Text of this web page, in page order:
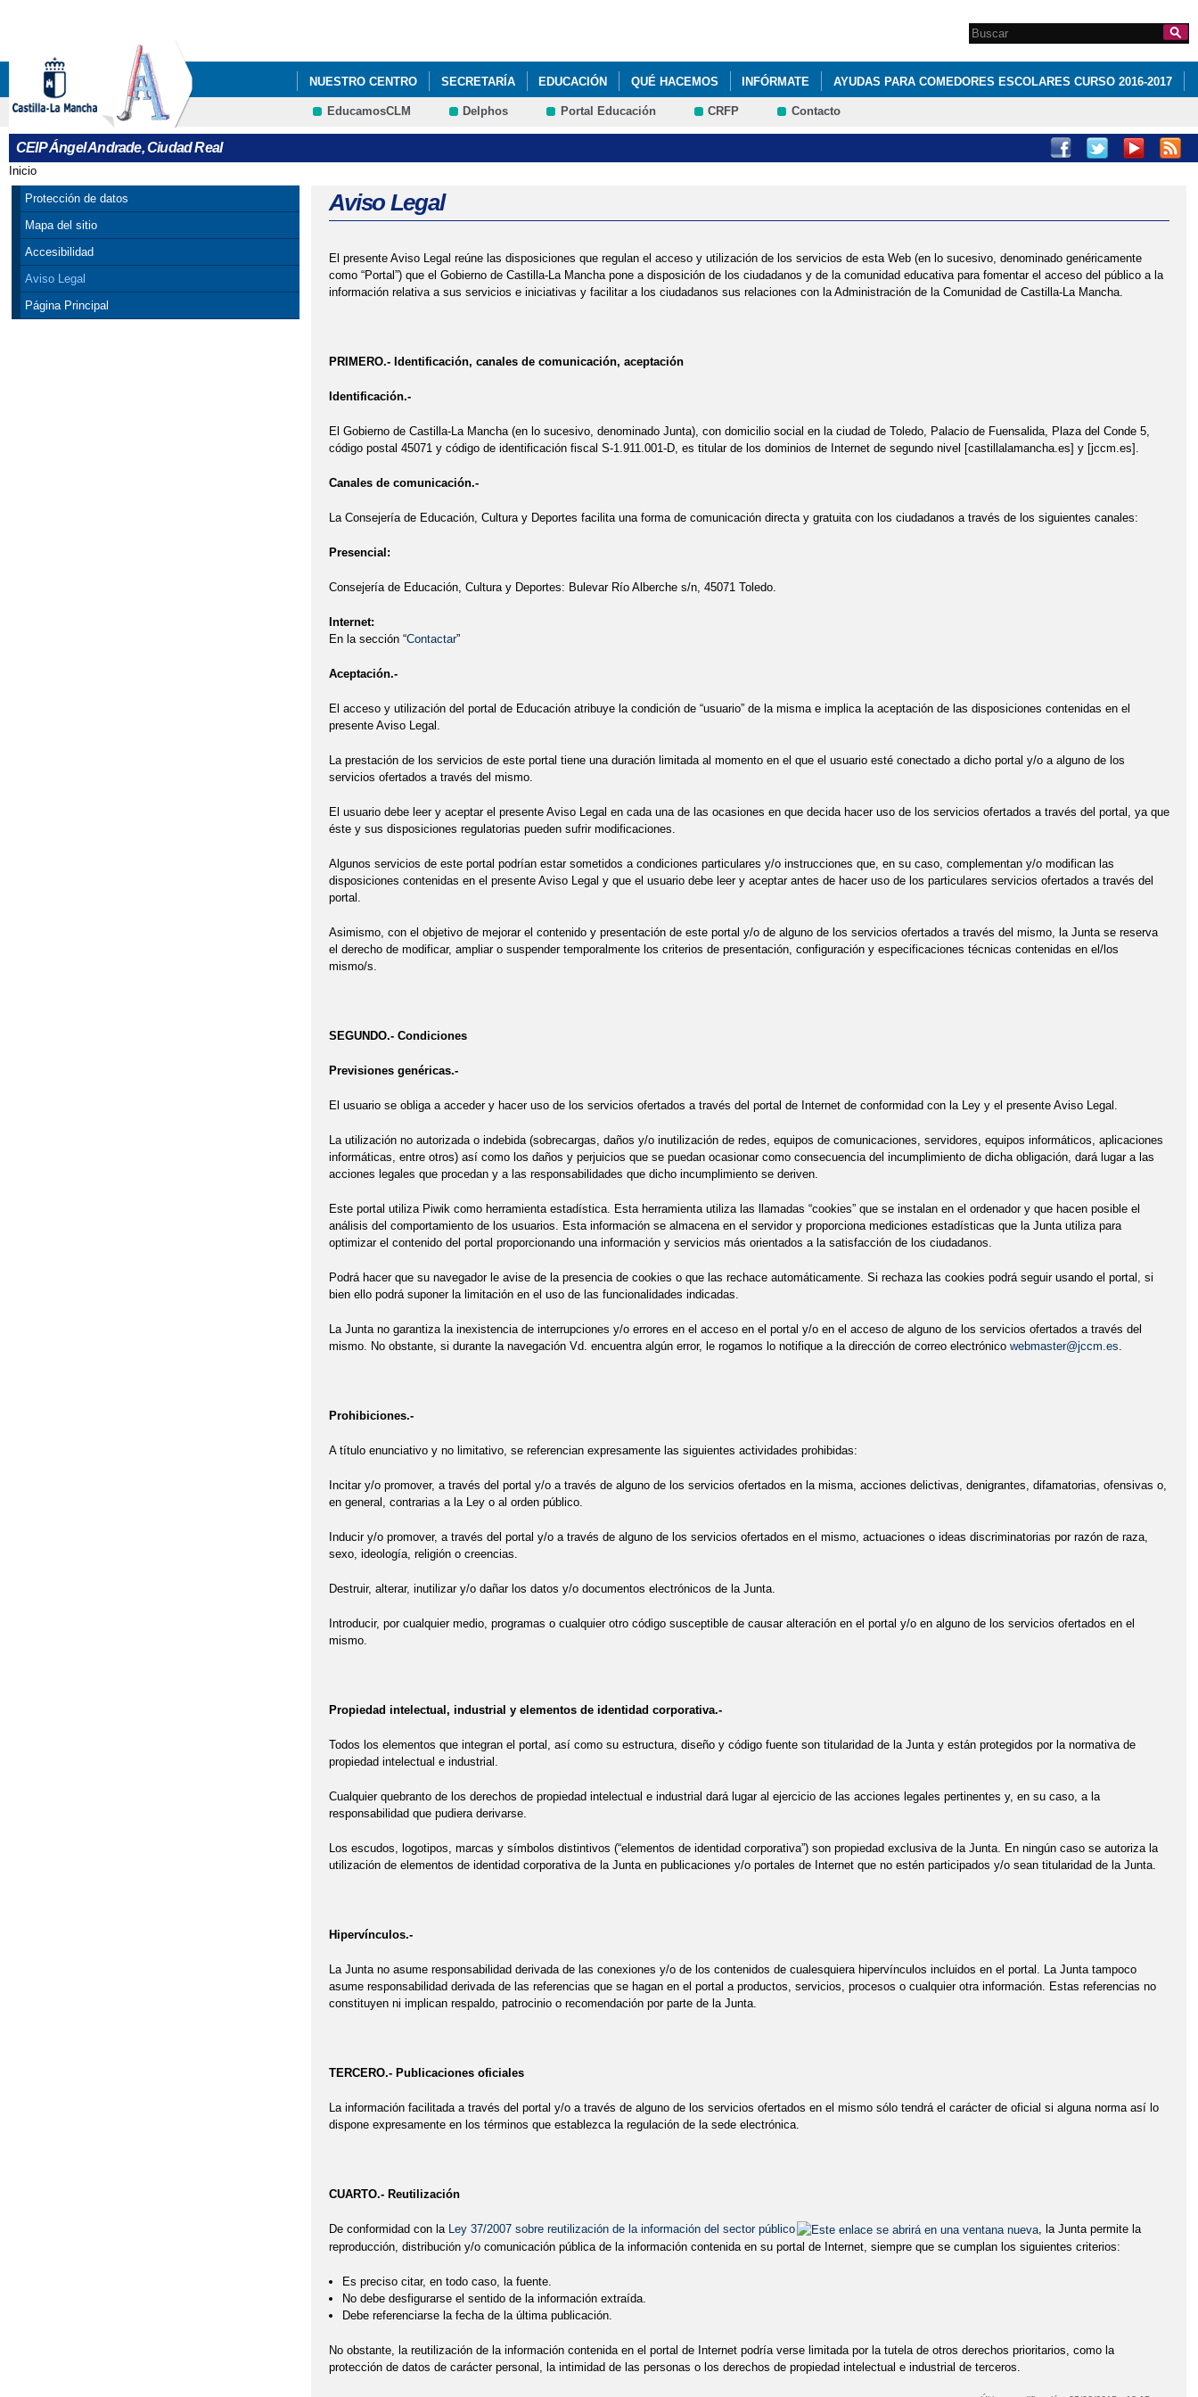
Formulario de
búsqueda
Search this site
NUESTRO CENTRO SECRETARÍA EDUCACIÓN QUÉ HACEMOS INFÓRMATE AYUDAS PARA COMEDORES ESCOLARES CURSO 2016-2017
BIENVENIDOS AL CURSO 2016-2017 CARNAVAL 2017 CENTRO COLABORADOR UNICEF (GOTAS PARA NIGER)
DÍA DE CELEBRACIÓN PARA NUESTRO COLEGIO. ¡ENHORABUENA LUCÍA!
LECTURA CONTINUADA DEL QUIJOTE CON LA CADENA SER LIBROS DE TEXTO CURSO 2016/2017 LIBROS DE TEXTO CURSO 2019/2020
EducamosCLM Delphos Portal Educación CRFP Contacto
CEIP Ángel Andrade, Ciudad Real
Se encuentra usted aquí
Inicio
Protección de datos
Mapa del sitio
Accesibilidad
Aviso Legal
Página Principal
Aviso Legal
El presente Aviso Legal reúne las disposiciones que regulan el acceso y utilización de los servicios de esta Web (en lo sucesivo, denominado genéricamente
como “Portal”) que el Gobierno de Castilla-La Mancha pone a disposición de los ciudadanos y de la comunidad educativa para fomentar el acceso del público a la
información relativa a sus servicios e iniciativas y facilitar a los ciudadanos sus relaciones con la Administración de la Comunidad de Castilla-La Mancha.
PRIMERO.- Identificación, canales de comunicación, aceptación
Identificación.-
El Gobierno de Castilla-La Mancha (en lo sucesivo, denominado Junta), con domicilio social en la ciudad de Toledo, Palacio de Fuensalida, Plaza del Conde 5,
código postal 45071 y código de identificación fiscal S-1.911.001-D, es titular de los dominios de Internet de segundo nivel [castillalamancha.es] y [jccm.es].
Canales de comunicación.-
La Consejería de Educación, Cultura y Deportes facilita una forma de comunicación directa y gratuita con los ciudadanos a través de los siguientes canales:
Presencial:
Consejería de Educación, Cultura y Deportes: Bulevar Río Alberche s/n, 45071 Toledo.
Internet:
En la sección “Contactar”
Aceptación.-
El acceso y utilización del portal de Educación atribuye la condición de “usuario” de la misma e implica la aceptación de las disposiciones contenidas en el
presente Aviso Legal.
La prestación de los servicios de este portal tiene una duración limitada al momento en el que el usuario esté conectado a dicho portal y/o a alguno de los
servicios ofertados a través del mismo.
El usuario debe leer y aceptar el presente Aviso Legal en cada una de las ocasiones en que decida hacer uso de los servicios ofertados a través del portal, ya que
éste y sus disposiciones regulatorias pueden sufrir modificaciones.
Algunos servicios de este portal podrían estar sometidos a condiciones particulares y/o instrucciones que, en su caso, complementan y/o modifican las
disposiciones contenidas en el presente Aviso Legal y que el usuario debe leer y aceptar antes de hacer uso de los particulares servicios ofertados a través del
portal.
Asimismo, con el objetivo de mejorar el contenido y presentación de este portal y/o de alguno de los servicios ofertados a través del mismo, la Junta se reserva
el derecho de modificar, ampliar o suspender temporalmente los criterios de presentación, configuración y especificaciones técnicas contenidas en el/los
mismo/s.
SEGUNDO.- Condiciones
Previsiones genéricas.-
El usuario se obliga a acceder y hacer uso de los servicios ofertados a través del portal de Internet de conformidad con la Ley y el presente Aviso Legal.
La utilización no autorizada o indebida (sobrecargas, daños y/o inutilización de redes, equipos de comunicaciones, servidores, equipos informáticos, aplicaciones
informáticas, entre otros) así como los daños y perjuicios que se puedan ocasionar como consecuencia del incumplimiento de dicha obligación, dará lugar a las
acciones legales que procedan y a las responsabilidades que dicho incumplimiento se deriven.
Este portal utiliza Piwik como herramienta estadística. Esta herramienta utiliza las llamadas “cookies” que se instalan en el ordenador y que hacen posible el
análisis del comportamiento de los usuarios. Esta información se almacena en el servidor y proporciona mediciones estadísticas que la Junta utiliza para
optimizar el contenido del portal proporcionando una información y servicios más orientados a la satisfacción de los ciudadanos.
Podrá hacer que su navegador le avise de la presencia de cookies o que las rechace automáticamente. Si rechaza las cookies podrá seguir usando el portal, si
bien ello podrá suponer la limitación en el uso de las funcionalidades indicadas.
La Junta no garantiza la inexistencia de interrupciones y/o errores en el acceso en el portal y/o en el acceso de alguno de los servicios ofertados a través del
mismo. No obstante, si durante la navegación Vd. encuentra algún error, le rogamos lo notifique a la dirección de correo electrónico webmaster@jccm.es.
Prohibiciones.-
A título enunciativo y no limitativo, se referencian expresamente las siguientes actividades prohibidas:
Incitar y/o promover, a través del portal y/o a través de alguno de los servicios ofertados en la misma, acciones delictivas, denigrantes, difamatorias, ofensivas o,
en general, contrarias a la Ley o al orden público.
Inducir y/o promover, a través del portal y/o a través de alguno de los servicios ofertados en el mismo, actuaciones o ideas discriminatorias por razón de raza,
sexo, ideología, religión o creencias.
Destruir, alterar, inutilizar y/o dañar los datos y/o documentos electrónicos de la Junta.
Introducir, por cualquier medio, programas o cualquier otro código susceptible de causar alteración en el portal y/o en alguno de los servicios ofertados en el
mismo.
Propiedad intelectual, industrial y elementos de identidad corporativa.-
Todos los elementos que integran el portal, así como su estructura, diseño y código fuente son titularidad de la Junta y están protegidos por la normativa de
propiedad intelectual e industrial.
Cualquier quebranto de los derechos de propiedad intelectual e industrial dará lugar al ejercicio de las acciones legales pertinentes y, en su caso, a la
responsabilidad que pudiera derivarse.
Los escudos, logotipos, marcas y símbolos distintivos (“elementos de identidad corporativa”) son propiedad exclusiva de la Junta. En ningún caso se autoriza la
utilización de elementos de identidad corporativa de la Junta en publicaciones y/o portales de Internet que no estén participados y/o sean titularidad de la Junta.
Hipervínculos.-
La Junta no asume responsabilidad derivada de las conexiones y/o de los contenidos de cualesquiera hipervínculos incluidos en el portal. La Junta tampoco
asume responsabilidad derivada de las referencias que se hagan en el portal a productos, servicios, procesos o cualquier otra información. Estas referencias no
constituyen ni implican respaldo, patrocinio o recomendación por parte de la Junta.
TERCERO.- Publicaciones oficiales
La información facilitada a través del portal y/o a través de alguno de los servicios ofertados en el mismo sólo tendrá el carácter de oficial si alguna norma así lo
dispone expresamente en los términos que establezca la regulación de la sede electrónica.
CUARTO.- Reutilización
De conformidad con la Ley 37/2007 sobre reutilización de la información del sector público
, la Junta permite la
reproducción, distribución y/o comunicación pública de la información contenida en su portal de Internet, siempre que se cumplan los siguientes criterios:
Es preciso citar, en todo caso, la fuente.
No debe desfigurarse el sentido de la información extraída.
Debe referenciarse la fecha de la última publicación.
No obstante, la reutilización de la información contenida en el portal de Internet podría verse limitada por la tutela de otros derechos prioritarios, como la
protección de datos de carácter personal, la intimidad de las personas o los derechos de propiedad intelectual e industrial de terceros.